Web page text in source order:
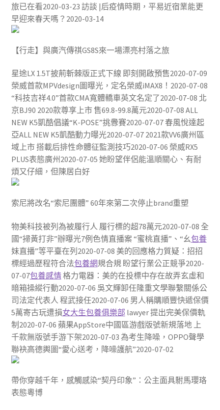
旅已在看2020-03-23 訪談 |后疫情時期，平易近宿業能更
早迎來春天嗎？2020-03-14
【行走】與廣汽傳祺GS8S來一場漂亮村落之旅
星途LX 1.5T披荊斬棘版正式下線 即刻開啟預售2020-07-09
榮威首款MPVdesign圖曝光，定名榮威iMAX8！2020-07-08
“科技吉祥4.0”首款CMA寬體轎車英文名定了2020-07-08 北
京BJ90 2020款尊享上市 售69.8-99.8萬元2020-07-08 ALL
NEW K5凱酷倡議“K-POSE”挑釁賽2020-07-07 春風悅達起
亞ALL NEW K5凱酷動力曝光2020-07-07 2021款VV6廣州區
域上市 搭載后排性命體征監測技巧2020-07-06 榮威RX5
PLUS表態廣州2020-07-05 她盼望伴侶能溫順關心、有耐
煩又仔細，但陳居白好
索尼將改名“索尼團體” 60年來第二次停止brand重塑
物美科技被列為被履行人 履行標的超78萬元2020-07-08 全
國“掃黃打非”辦曝光7例色情直播案 “蜜桃直播”、“幺包養
妹直播”等平臺在列2020-07-08 美的回應格力質疑：招招
標經過歷程符合法包養網規合規 盼望行業公正競爭2020-
07-07包養感情格力電器：美的在投標中存在故弄玄虛和
暗箱操縱行動2020-07-06 吳文輝卸任隆重文學聯繫關係公
司法定代表人 程武接任2020-07-06 男人稱購順豐快遞保價
5萬寄古玩遭損女大生包養俱樂部 lawyer 提出完美保價軌
制2020-07-06 蘋果AppStore中國區游戲版號新規落地 上
千款無版號手游下架2020-07-03 為考生降噪，OPPO聲學
聯袂高德輿圖“愛心送考，降噪護航”2020-07-02
帶你穿越千年，感觸感染“契丹印象”：公主面具駙馬瓔珞
表態粵博